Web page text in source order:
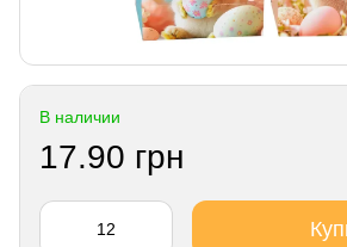
В наличии
17.90 грн